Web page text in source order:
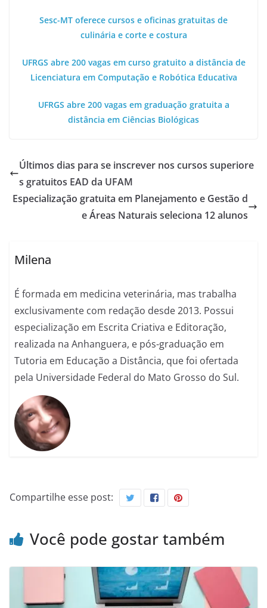
Sesc-MT oferece cursos e oficinas gratuitas de
culinária e corte e costura
UFRGS abre 200 vagas em curso gratuito a distância de
Licenciatura em Computação e Robótica Educativa
UFRGS abre 200 vagas em graduação gratuita a
distância em Ciências Biológicas
Últimos dias para se inscrever nos cursos superiore
s gratuitos EAD da UFAM
Especialização gratuita em Planejamento e Gestão d
e Áreas Naturais seleciona 12 alunos
Milena
É formada em medicina veterinária, mas trabalha
exclusivamente com redação desde 2013. Possui
especialização em Escrita Criativa e Editoração,
realizada na Anhanguera, e pós-graduação em
Tutoria em Educação a Distância, que foi ofertada
pela Universidade Federal do Mato Grosso do Sul.
Compartilhe esse post:
Você pode gostar também